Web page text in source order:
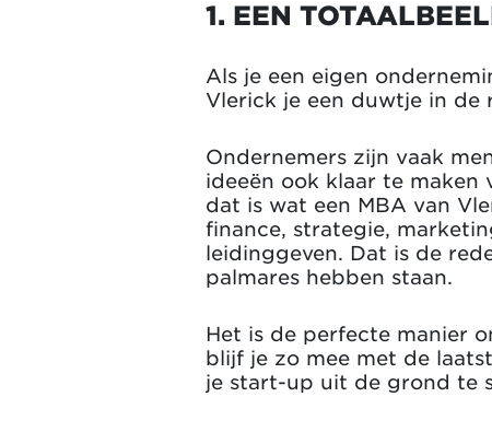
1. EEN
Als je een eigen
Vlerick je een duwtje in de
Ondernemers zijn vaak
ideeën ook klaar te
dat is wat een MBA van
finance, strategie,
leidinggeven. Dat is de
palmares hebben staan.
Het is de perfecte manier
blijf je zo mee met de
je start-up uit de grond te